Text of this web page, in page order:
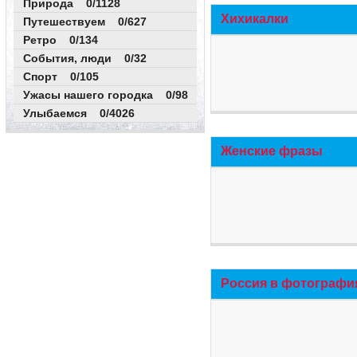
Природа 0/1128
Путешествуем 0/627
Ретро 0/134
События, люди 0/32
Спорт 0/105
Ужасы нашего городка 0/98
Улыбаемся 0/4026
Хихикалки
Женские фразы
Россия в